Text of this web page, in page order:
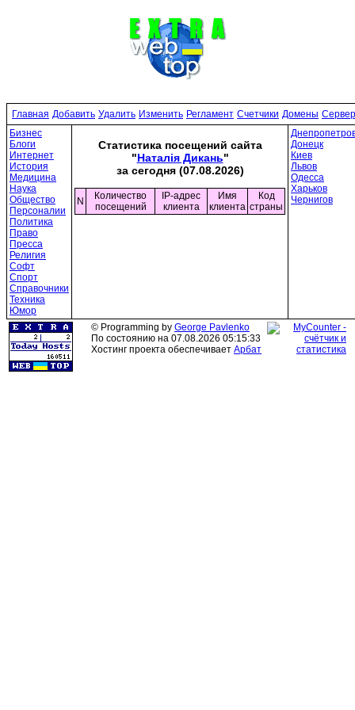
Главная Добавить Удалить Изменить Регламент Счетчики Домены
Бизнес
Блоги
Интернет
История
Медицина
Наука
Общество
Персоналии
Политика
Право
Пресса
Религия
Софт
Спорт
Справочники
Техника
Юмор
Статистика посещений сайта
"Наталія Дикань"
за сегодня (07.08.2026)
N
Количество
посещений
IP-адрес
клиента
Имя
клиента
Код
страны
Донецк
Киев
Львов
Одесса
Харьков
Чернигов
© Programming by George Pavlenko
По состоянию на 07.08.2026 05:15:33
Хостинг проекта обеспечивает Арбат